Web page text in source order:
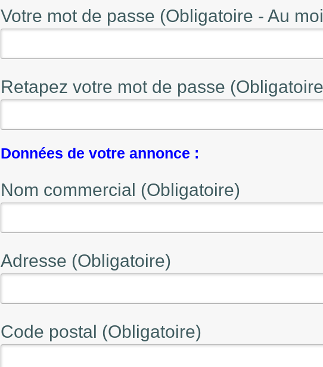
Votre mot de passe (Obligatoire - Au
Retapez votre mot de passe
Données de votre annonce :
Nom commercial (Obligatoire)
Adresse (Obligatoire)
Code postal (Obligatoire)